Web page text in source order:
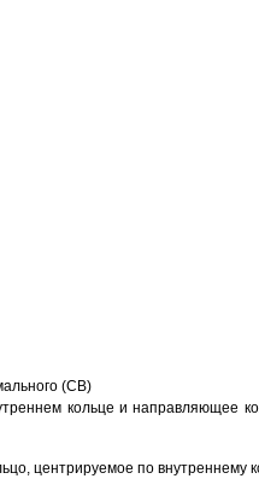
(CB)
кольце и направляющее
центрируемое по внутреннему